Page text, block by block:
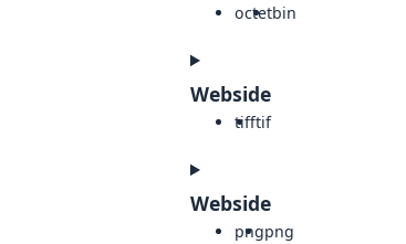
octetbin
Webside
tifftif
Webside
pngpng